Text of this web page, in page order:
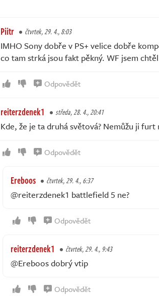
Piitr čtvrtek, 29. 4., 8:03
IMHO Sony dobře v PS+ velice dobře
co tam strká jsou fakt pěkný. WF jsem
Odpovědět
reiterzdenek1 středa, 28. 4., 20:41
Kde, že je ta druhá světová? Nemůžu ji
Odpovědět
Ereboos čtvrtek, 29. 4., 6:37
@reiterzdenek1 battlefield 5 ne?
Odpovědět
reiterzdenek1 čtvrtek, 29. 4., 9:43
@Ereboos dobrý vtip
Odpovědět